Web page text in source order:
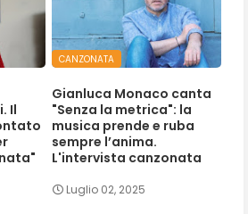
Il
CANZONATA
Gianluca Monaco canta
"Senza la metrica": la
musica prende e ruba
sempre l’anima.
L'intervista canzonata
Luglio 02, 2025